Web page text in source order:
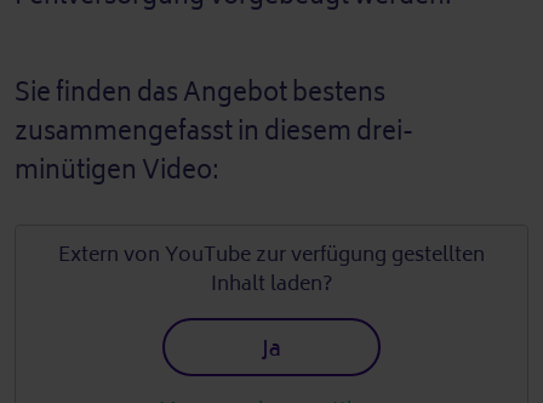
Sie finden das Angebot bestens
zusammengefasst in diesem drei-
minütigen Video:
Extern von YouTubezur verfügung gestellten
Inhalt laden?
Ja